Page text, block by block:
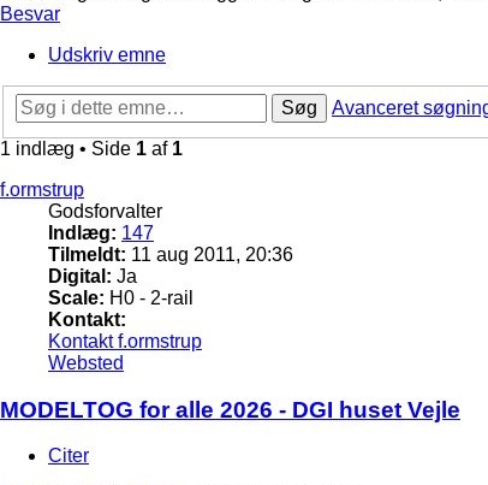
Besvar
Udskriv emne
Søg
Avanceret
1 indlæg • Side 1 af 1
f.ormstrup
Godsforvalter
Indlæg: 147
Tilmeldt: 11 aug 2011, 20:36
Digital: Ja
Scale: H0 - 2-rail
Kontakt:
Kontakt f.ormstrup
Websted
MODELTOG for alle 2026 - DGI huset Vejle
Citer